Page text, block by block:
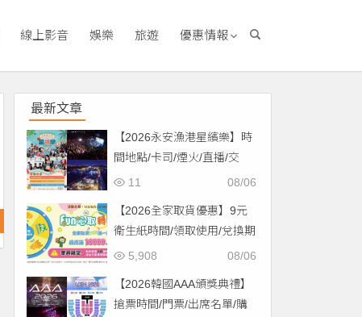
線上影音 娛樂 旅遊 優惠情報
最新文章
【2026永安漁港星繽樂】時
間地點/卡司/煙火/直播/交
通，免費入場！
08/06
11
【2026全家取貨優惠】9元
衛生紙時間/領取使用/兌換期
限一次看！
08/06
5,908
【2026韓國AAA頒獎典禮】
搶票時間/門票/出席名單/購